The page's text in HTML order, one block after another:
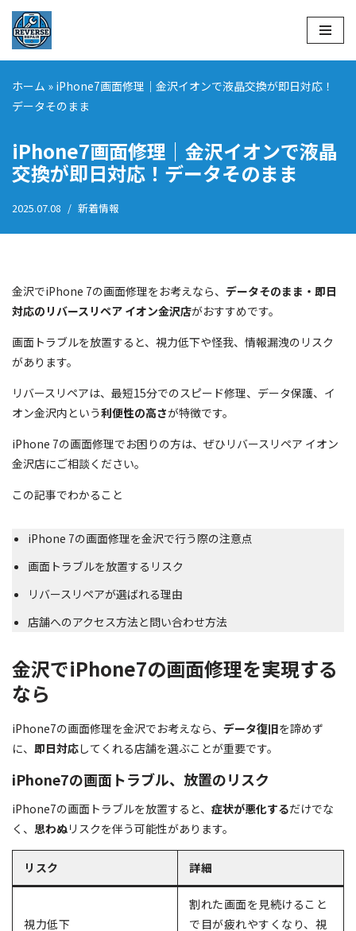
コ
ン
テ
ン
へ
ス
キ
ッ
ホーム » iPhone7画面修理｜金沢イオンで液晶交換が即日対応！
データそのまま
iPhone7画面修理｜金沢イオンで液晶
交換が即日対応！データそのまま
2025.07.08 新着情報
金沢でiPhone 7の画面修理をお考えなら、 データそのまま・即日
対応のリバースリペア イオン金沢店がおすすめです。
画面トラブルを放置すると、視力低下や怪我、情報漏洩のリスク
があります。
リバースリペアは、最短15分でのスピード修理、データ保護、イ
オン金沢内という利便性の高さが特徴です。
iPhone 7の画面修理でお困りの方は、ぜひリバースリペア イオン
金沢店にご相談ください。
この記事でわかること
iPhone 7の画面修理を金沢で行う際の注意点
画面トラブルを放置するリスク
リバースリペアが選ばれる理由
店舗へのアクセス方法と問い合わせ方法
金沢でiPhone7の画面修理を実現する
なら
iPhone7の画面修理を金沢でお考えなら、 データ復旧を諦めず
に、 即日対応してくれる店舗を選ぶことが重要です。
iPhone7の画面トラブル、放置のリスク
iPhone7の画面トラブルを放置すると、 症状が悪化するだけでな
く、 思わぬリスクを伴う可能性があります。
リスク 詳細
視力低下
割れた画面を見続けること
で目が疲れやすくなり、視